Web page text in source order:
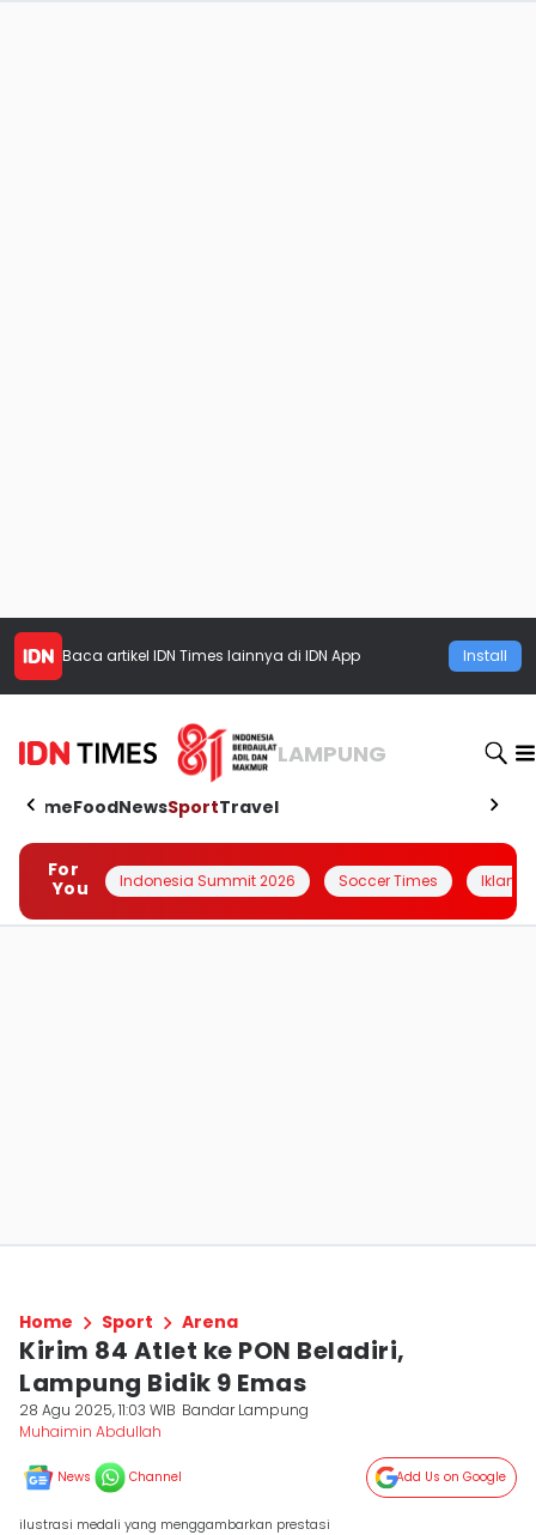
Baca artikel IDN Times lainnya di IDN App Install
LAMPUNG
HomeFoodNewsSportTravel
For
You
Indonesia Summit 2026 Soccer Times Iklanin
Home Sport Arena
Kirim 84 Atlet ke PON Beladiri,
Lampung Bidik 9 Emas
28 Agu 2025, 11:03 WIB Bandar Lampung
Muhaimin Abdullah
News Channel Add Us on Google
ilustrasi medali yang menggambarkan prestasi